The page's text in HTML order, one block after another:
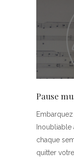
Pause
Inoubliable
chaque
quitter